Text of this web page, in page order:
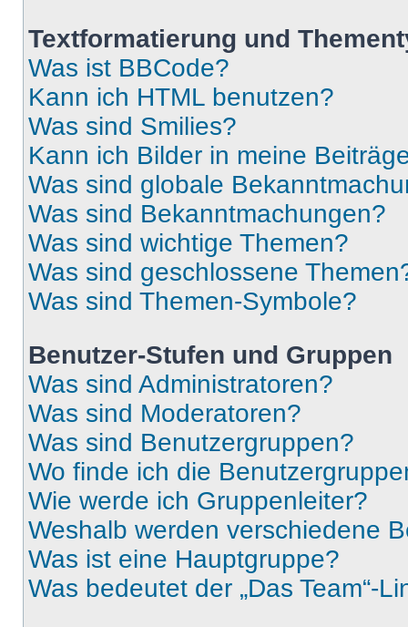
Textformatierung und
Was ist BBCode?
Kann ich HTML benutzen?
Was sind Smilies?
Kann ich Bilder in meine
Was sind globale
Was sind Bekanntmachungen?
Was sind wichtige Themen?
Was sind geschlossene
Was sind Themen-Symbole?
Benutzer-Stufen und Gruppen
Was sind Administratoren?
Was sind Moderatoren?
Was sind Benutzergruppen?
Wo finde ich die
Wie werde ich Gruppenleiter?
Weshalb werden verschiedene
Was ist eine Hauptgruppe?
Was bedeutet der „Das Team“-